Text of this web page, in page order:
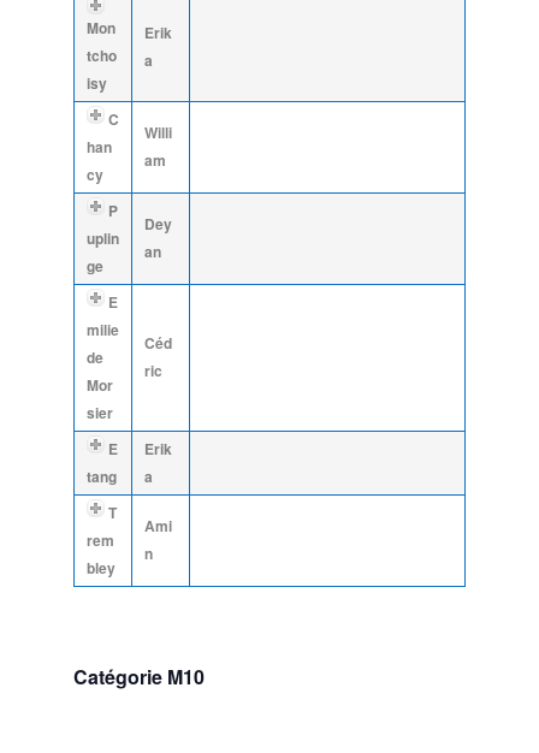
Mon
tcho
isy
Erik
a
C
han
cy
Willi
am
P
uplin
ge
Dey
an
E
milie
de
Mor
sier
Céd
ric
E
tang
Erik
a
T
rem
bley
Ami
n
Catégorie M10